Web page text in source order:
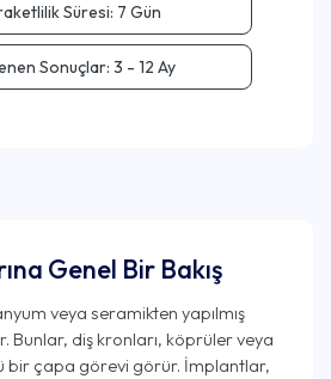
Süresi: 7 Gün
Sonuçlar: 3 - 12 Ay
Genel Bir Bakış
veya seramikten yapılmış
Bunlar, diş kronları, köprüler veya
bir çapa görevi görür. İmplantlar,